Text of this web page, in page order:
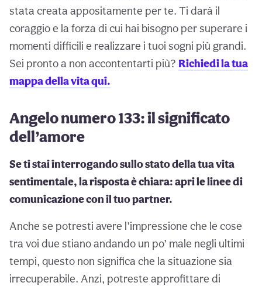
stata creata appositamente per te. Ti darà il
coraggio e la forza di cui hai bisogno per superare i
momenti difficili e realizzare i tuoi sogni più grandi.
Sei pronto a non accontentarti più? Richiedi la tua
mappa della vita qui.
Angelo numero 133: il significato
dell’amore
Se ti stai interrogando sullo stato della tua vita
sentimentale, la risposta è chiara: apri le linee di
comunicazione con il tuo partner.
Anche se potresti avere l’impressione che le cose
tra voi due stiano andando un po’ male negli ultimi
tempi, questo non significa che la situazione sia
irrecuperabile. Anzi, potreste approfittare di